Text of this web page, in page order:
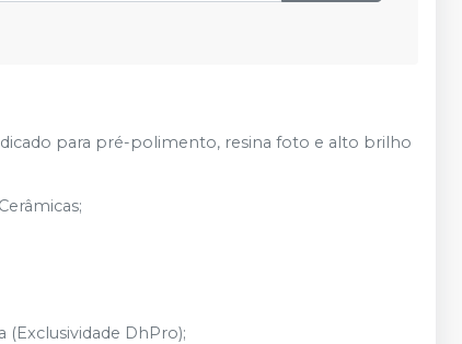
para pré-polimento, resina foto e alto brilho
(Exclusividade DhPro);